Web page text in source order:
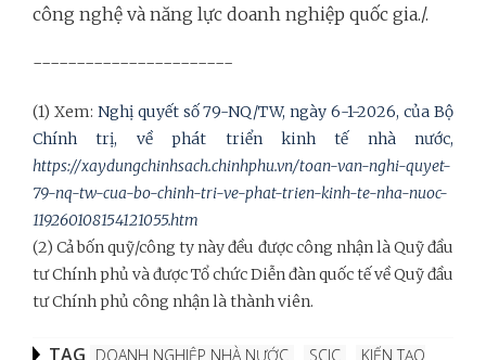
công nghệ và năng lực doanh nghiệp quốc gia./.
-----------------------
(1) Xem: Nghị quyết số 79-NQ/TW, ngày 6-1-2026, của Bộ
Chính trị, về phát triển kinh tế nhà nước,
https://xaydungchinhsach.chinhphu.vn/toan-van-nghi-quyet-
79-nq-tw-cua-bo-chinh-tri-ve-phat-trien-kinh-te-nha-nuoc-
119260108154121055.htm
(2) Cả bốn quỹ/công ty này đều được công nhận là Quỹ đầu
tư Chính phủ và được Tổ chức Diễn đàn quốc tế về Quỹ đầu
tư Chính phủ công nhận là thành viên.
TAG DOANH NGHIỆP NHÀ NƯỚC SCIC KIẾN TẠO